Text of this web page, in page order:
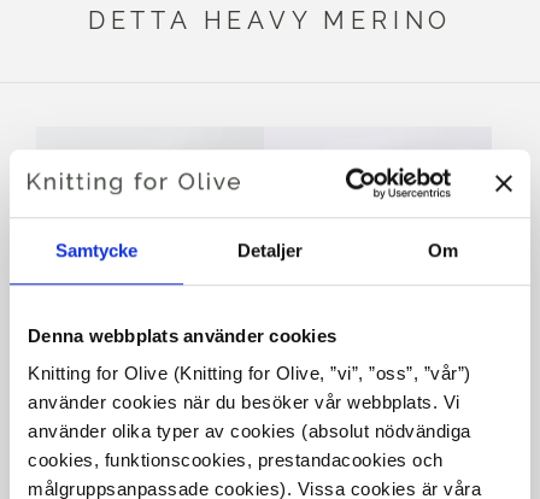
Samtycke Detaljer Om
Denna webbplats använder cookies
Knitting for Olive (Knitting for Olive, ”vi”, ”oss”, ”vår”)
använder cookies när du besöker vår webbplats. Vi
använder olika typer av cookies (absolut nödvändiga
cookies, funktionscookies, prestandacookies och
målgruppsanpassade cookies). Vissa cookies är våra
DETTA HEAVY MERINO
KNITTING FOR OLIVE
SOFT SILK MOHAIR -
DUSTY ARTICHOKE
SALE PRICE
€10,10
KNITTING FOR OLIVE
SOFT SILK MOHAIR -
DUSTY AQUA
SALE PRICE
€10,10